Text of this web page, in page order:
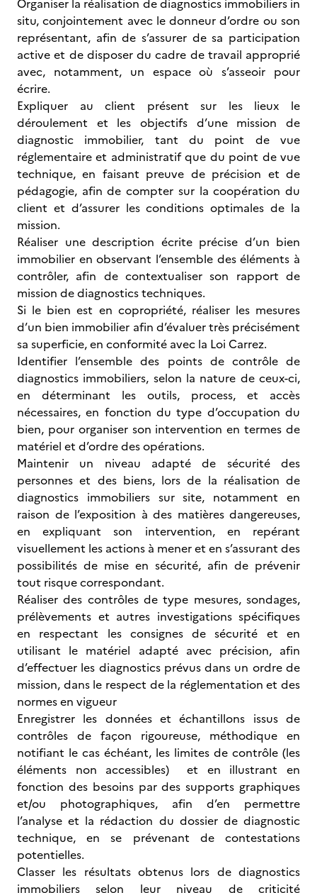
Organiser la réalisation de diagnostics immobiliers in
situ, conjointement avec le donneur d’ordre ou son
représentant, afin de s’assurer de sa participation
active et de disposer du cadre de travail approprié
avec, notamment, un espace où s’asseoir pour
écrire.
Expliquer au client présent sur les lieux le
déroulement et les objectifs d’une mission de
diagnostic immobilier, tant du point de vue
réglementaire et administratif que du point de vue
technique, en faisant preuve de précision et de
pédagogie, afin de compter sur la coopération du
client et d’assurer les conditions optimales de la
mission.
Réaliser une description écrite précise d’un bien
immobilier en observant l’ensemble des éléments à
contrôler, afin de contextualiser son rapport de
mission de diagnostics techniques.
Si le bien est en copropriété, réaliser les mesures
d’un bien immobilier afin d’évaluer très précisément
sa superficie, en conformité avec la Loi Carrez.
Identifier l’ensemble des points de contrôle de
diagnostics immobiliers, selon la nature de ceux-ci,
en déterminant les outils, process, et accès
nécessaires, en fonction du type d’occupation du
bien, pour organiser son intervention en termes de
matériel et d’ordre des opérations.
Maintenir un niveau adapté de sécurité des
personnes et des biens, lors de la réalisation de
diagnostics immobiliers sur site, notamment en
raison de l’exposition à des matières dangereuses,
en expliquant son intervention, en repérant
visuellement les actions à mener et en s’assurant des
possibilités de mise en sécurité, afin de prévenir
tout risque correspondant.
Réaliser des contrôles de type mesures, sondages,
prélèvements et autres investigations spécifiques
en respectant les consignes de sécurité et en
utilisant le matériel adapté avec précision, afin
d’effectuer les diagnostics prévus dans un ordre de
mission, dans le respect de la réglementation et des
normes en vigueur
Enregistrer les données et échantillons issus de
contrôles de façon rigoureuse, méthodique en
notifiant le cas échéant, les limites de contrôle (les
éléments non accessibles) et en illustrant en
fonction des besoins par des supports graphiques
et/ou photographiques, afin d’en permettre
l’analyse et la rédaction du dossier de diagnostic
technique, en se prévenant de contestations
potentielles.
Classer les résultats obtenus lors de diagnostics
immobiliers selon leur niveau de criticité